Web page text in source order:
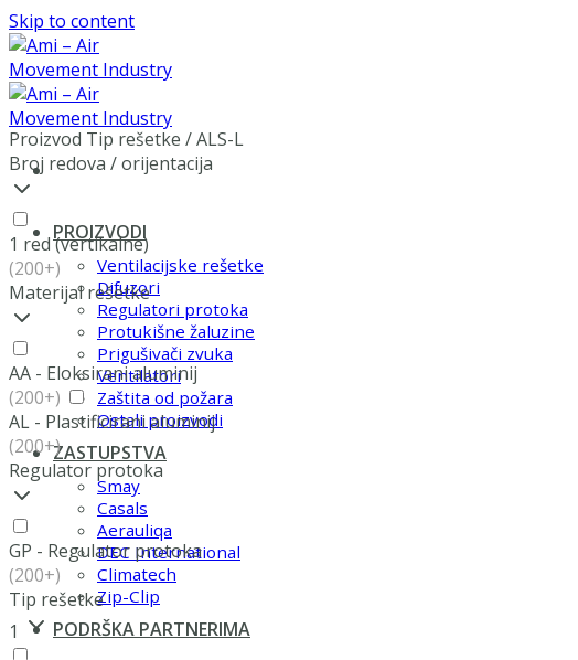
Skip to content
PROIZVODI
Ventilacijske rešetke
Difuzori
Regulatori protoka
Protukišne žaluzine
Prigušivači zvuka
Ventilatori
Zaštita od požara
Ostali proizvodi
ZASTUPSTVA
Smay
Casals
Aerauliqa
DEC International
Climatech
Zip-Clip
PODRŠKA PARTNERIMA
Proizvod Tip rešetke /ALS-L
Broj redova / orijentacija
1 red (vertikalne)
(200+)
Materijal rešetke
AA - Eloksirani aluminij
(200+)
AL - Plastificirani aluminij
(200+)
Regulator protoka
GP - Regulator protoka
(200+)
Tip rešetke
1